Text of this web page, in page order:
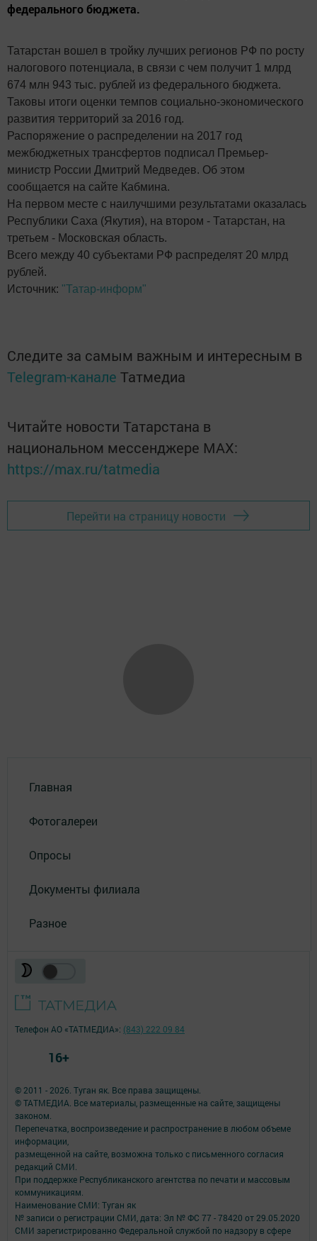
федерального бюджета.
Татарстан вошел в тройку лучших регионов РФ по росту
налогового потенциала, в связи с чем получит 1 млрд
674 млн 943 тыс. рублей из федерального бюджета.
Таковы итоги оценки темпов социально-экономического
развития территорий за 2016 год.
Распоряжение о распределении на 2017 год
межбюджетных трансфертов подписал Премьер-
министр России Дмитрий Медведев. Об этом
сообщается на сайте Кабмина.
На первом месте с наилучшими результатами оказалась
Республики Саха (Якутия), на втором - Татарстан, на
третьем - Московская область.
Всего между 40 субъектами РФ распределят 20 млрд
рублей.
Источник: "Татар-информ"
Следите за самым важным и интересным в
Telegram-канале Татмедиа
Читайте новости Татарстана в
национальном мессенджере MАХ:
https://max.ru/tatmedia
Перейти на страницу новости
Главная
Фотогалереи
Опросы
Документы филиала
Разное
© 2011 - 2026. Туган як. Все права защищены.
© ТАТМЕДИА. Все материалы, размещенные на сайте, защищены
законом.
Перепечатка, воспроизведение и распространение в любом объеме
информации,
размещенной на сайте, возможна только с письменного согласия
редакций СМИ.
При поддержке Республиканского агентства по печати и массовым
коммуникациям.
Наименование СМИ: Туган як
№ записи о регистрации СМИ, дата: Эл № ФС 77 - 78420 от 29.05.2020
СМИ зарегистрированно Федеральной службой по надзору в сфере
Телефон АО «ТАТМЕДИА»: (843) 222 09 84
16+